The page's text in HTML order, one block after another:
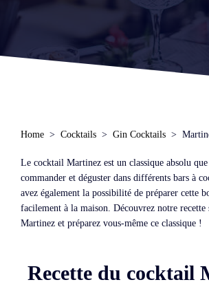
Home Cocktails Gin Cocktails
Le cocktail Martinez est un classique absolu
commander et déguster dans différents bars à
avez également la possibilité de préparer cette
facilement à la maison. Découvrez notre
Martinez et préparez vous-même ce classique !
Recette du cocktail